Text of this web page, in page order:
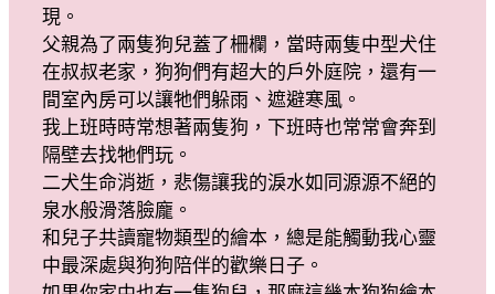
現。
父親為了兩隻狗兒蓋了柵欄，當時兩隻中型犬住
在叔叔老家，狗狗們有超大的戶外庭院，還有一
間室內房可以讓牠們躲雨、遮避寒風。
我上班時時常想著兩隻狗，下班時也常常會奔到
隔壁去找牠們玩。
二犬生命消逝，悲傷讓我的淚水如同源源不絕的
泉水般滑落臉龐。
和兒子共讀寵物類型的繪本，總是能觸動我心靈
中最深處與狗狗陪伴的歡樂日子。